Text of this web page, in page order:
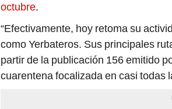
octubre.
“Efectivamente, hoy retoma su
como Yerbateros. Sus principales
partir de la publicación 156 emitido
cuarentena focalizada en casi todas